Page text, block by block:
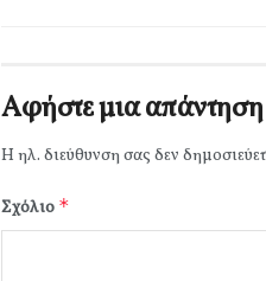
Αφήστε μια απάντηση
Η ηλ. διεύθυνση σας δεν
Σχόλιο *